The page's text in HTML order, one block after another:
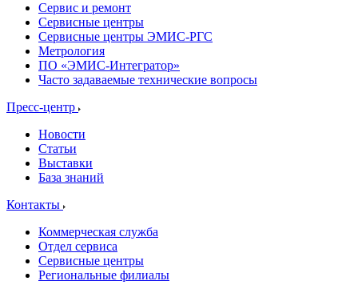
Сервис и ремонт
Сервисные центры
Сервисные центры ЭМИС-РГС
Метрология
ПО «ЭМИС-Интегратор»
Часто задаваемые технические вопросы
Пресс-центр
Новости
Статьи
Выставки
База знаний
Контакты
Коммерческая служба
Отдел сервиса
Сервисные центры
Региональные филиалы